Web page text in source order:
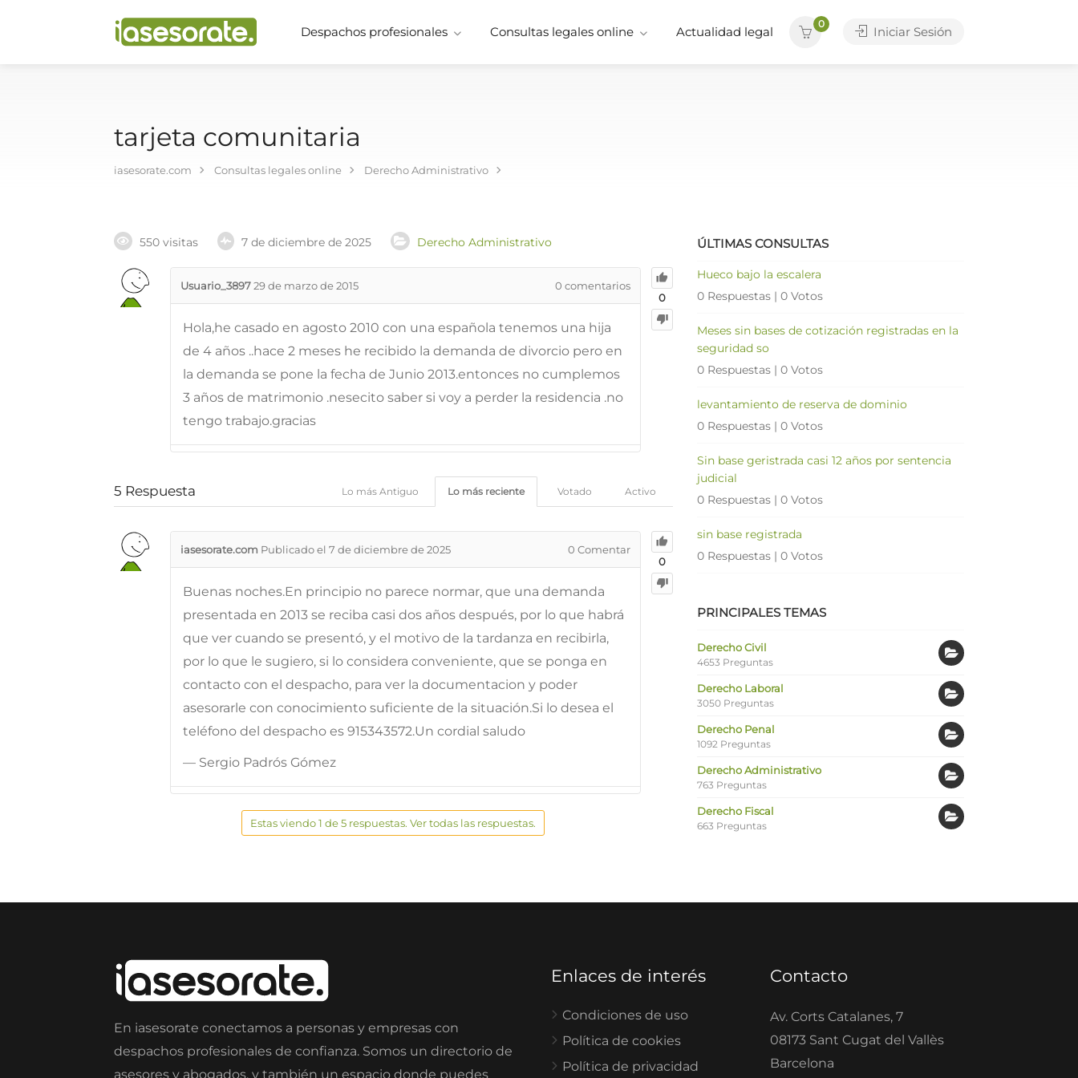
Despachos profesionales Consultas legales online Actualidad legal
0
Iniciar Sesión
tarjeta comunitaria
iasesorate.com Consultas legales online Derecho Administrativo
550 visitas 7 de diciembre de 2025 Derecho Administrativo
0
Usuario_389729 de marzo de 2015 0 comentarios
Hola,he casado en agosto 2010 con una española tenemos una hija
de 4 años ..hace 2 meses he recibido la demanda de divorcio pero en
la demanda se pone la fecha de Junio 2013.entonces no cumplemos
3 años de matrimonio .nesecito saber si voy a perder la residencia .no
tengo trabajo.gracias
5 Respuesta Activo
Votado
Lo más reciente
Lo más Antiguo
0
iasesorate.com Publicado el 7 de diciembre de 2025 0 Comentar
Buenas noches.En principio no parece normar, que una demanda
presentada en 2013 se reciba casi dos años después, por lo que habrá
que ver cuando se presentó, y el motivo de la tardanza en recibirla,
por lo que le sugiero, si lo considera conveniente, que se ponga en
contacto con el despacho, para ver la documentacion y poder
asesorarle con conocimiento suficiente de la situación.Si lo desea el
teléfono del despacho es 915343572.Un cordial saludo
— Sergio Padrós Gómez
Estas viendo 1 de 5 respuestas. Ver todas las respuestas.
ÚLTIMAS CONSULTAS
Hueco bajo la escalera
0 Respuestas | 0 Votos
Meses sin bases de cotización registradas en la
seguridad so
0 Respuestas | 0 Votos
levantamiento de reserva de dominio
0 Respuestas | 0 Votos
Sin base geristrada casi 12 años por sentencia
judicial
0 Respuestas | 0 Votos
sin base registrada
0 Respuestas | 0 Votos
PRINCIPALES TEMAS
Derecho Civil
4653 Preguntas
Derecho Laboral
3050 Preguntas
Derecho Penal
1092 Preguntas
Derecho Administrativo
763 Preguntas
Derecho Fiscal
663 Preguntas
En iasesorate conectamos a personas y empresas con
despachos profesionales de confianza. Somos un directorio de
asesores y abogados, y también un espacio donde puedes
Enlaces de interés
Condiciones de uso
Política de cookies
Política de privacidad
Contacto
Av. Corts Catalanes, 7
08173 Sant Cugat del Vallès
Barcelona